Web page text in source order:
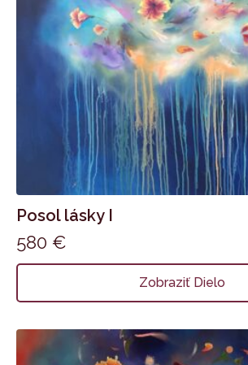
Posol lásky I
580 €
Zobraziť Dielo